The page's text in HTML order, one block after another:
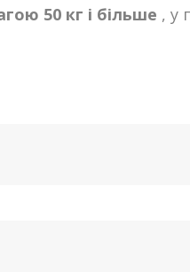
50 кг і більше , у